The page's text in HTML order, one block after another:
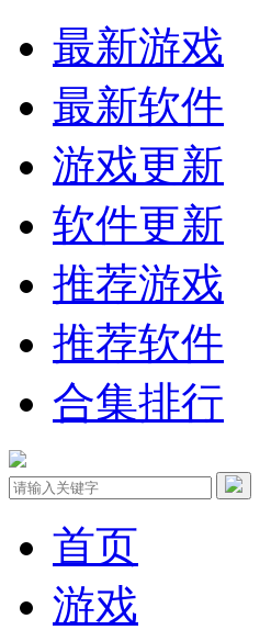
最新游戏
最新软件
游戏更新
软件更新
推荐游戏
推荐软件
合集排行
首页
游戏